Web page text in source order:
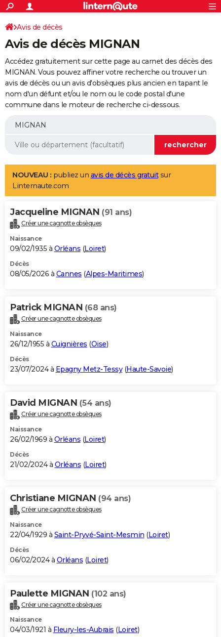
ACTUALITÉS
Politique
Société
Faits Divers
Education
Monde
Villes
+
SPORT
Coupe du monde 2026
Football
Tennis
Cyclisme
Rugby
Forum
Programme TV
TNT
Streaming
Cinéma
Sorties cinéma
Musique
+
FINANCE
Retraite
Epargne
Immobilier
Risques naturels par ville
Banque
Assurance
AUTO
Essais
Réserver un essai
Citadines
Berlines
SUV
Forum auto
+
Mobiles
Meilleur smartphone
Internet
Ordinateurs
Jeux vidéo
Guide high-tech
Aménagement intérieur
LIFESTYLE
Art de vivre
Bien-être
Loisirs
Mode
Modes de vie
Alimentation
Guide de la santé
Maladies
Médicaments
Sommeil
VOYAGE
Destinations
City break
Voyage nature
Voyage de noces
Forum
Climat
+PHOTO
GUIDES D'ACHAT
BONS PLANS
Carte de Noël
Carte Bonne année
Carte Saint-Valentin
Carte Pâques
Carte d'anniversaire
DICTIONNAIRE
Dictionnaire
Biographies
Citations
Expressions
Proverbes
PROGRAMME TV
S'inscrire
Se connecter
Lycées
Collèges
Primaires
Universités
Entreprises
Service militaire
Avis de recherche
AVIS DE DÉCÈS
Bricolage
Lifestyle
Culture
Sport
Auto
Television
Voyage
Cinema
Avis de décès
Avis de décès MIGNAN
Accédez gratuitement sur cette page au carnet des décès des
MIGNAN. Vous pouvez affiner votre recherche ou trouver un
avis de décès ou un avis d'obsèques plus ancien en tapant le
nom d'un défunt et/ou le nom ou le code postal d'une
commune dans le moteur de recherche ci-dessous.
NOUVEAU : publiez un avis de décès gratuitsur
Linternaute.com
Jacqueline MIGNAN (91 ans)
Créer une cagnotte obsèques
Naissance
09/02/1935 à Orléans (Loiret)
Décès
08/05/2026 à Cannes (Alpes-Maritimes)
Patrick MIGNAN (68 ans)
Créer une cagnotte obsèques
Naissance
26/12/1955 à Cuignières (Oise)
Décès
23/07/2024 à Epagny Metz-Tessy(Haute-Savoie)
David MIGNAN (54 ans)
Créer une cagnotte obsèques
Naissance
26/02/1969 à Orléans (Loiret)
Décès
21/02/2024 à Orléans (Loiret)
Christiane MIGNAN (94 ans)
Créer une cagnotte obsèques
Naissance
22/04/1929 à Saint-Pryvé-Saint-Mesmin (Loiret)
Décès
06/02/2024 à Orléans (Loiret)
Paulette MIGNAN (102 ans)
Créer une cagnotte obsèques
Naissance
04/03/1921 à Fleury-les-Aubrais (Loiret)